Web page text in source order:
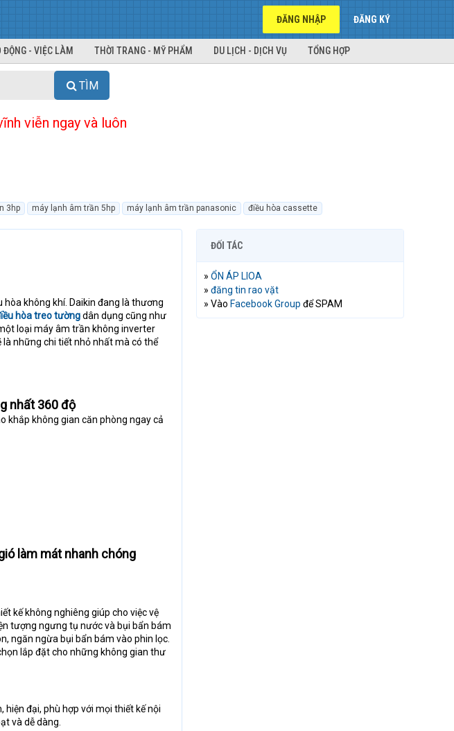
ĐĂNG NHẬP ĐĂNG KÝ
ĐỘNG - VIỆC LÀM THỜI TRANG - MỸ PHẨM DU LỊCH - DỊCH VỤ TỔNG HỢP
TÌM
viễn ngay và luôn
3hp máy lạnh âm trần 5hp máy lạnh âm trần panasonic điều hòa cassette
không khí. Daikin đang là thương
hòa treo tườngdân dụng cũng như
loại máy âm trần không inverter
là những chi tiết nhỏ nhất mà có thể
nhất 360 độ
khắp không gian căn phòng ngay cả
làm mát nhanh chóng
kế không nghiêng giúp cho việc vệ
tượng ngưng tụ nước và bụi bẩn bám
ngăn ngừa bụi bẩn bám vào phin lọc.
lắp đặt cho những không gian thư
hiện đại, phù hợp với mọi thiết kế nội
và dễ dàng.
ĐỐI TÁC
» ỔN ÁP LIOA
» đăng tin rao vặt
» Vào Facebook Group để SPAM